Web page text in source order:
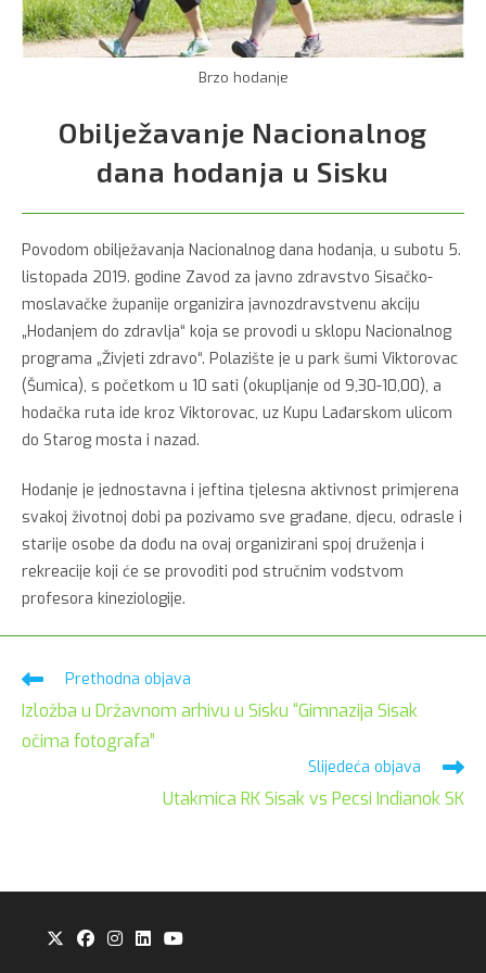
Brzo hodanje
Obilježavanje Nacionalnog
dana hodanja u Sisku
Povodom obilježavanja Nacionalnog dana hodanja, u subotu 5.
listopada 2019. godine Zavod za javno zdravstvo Sisačko-
moslavačke županije organizira javnozdravstvenu akciju
„Hodanjem do zdravlja“ koja se provodi u sklopu Nacionalnog
programa „Živjeti zdravo“. Polazište je u park šumi Viktorovac
(Šumica), s početkom u 10 sati (okupljanje od 9,30-10,00), a
hodačka ruta ide kroz Viktorovac, uz Kupu Lađarskom ulicom
do Starog mosta i nazad.
Hodanje je jednostavna i jeftina tjelesna aktivnost primjerena
svakoj životnoj dobi pa pozivamo sve građane, djecu, odrasle i
starije osobe da dođu na ovaj organizirani spoj druženja i
rekreacije koji će se provoditi pod stručnim vodstvom
profesora kineziologije.
Pročitaj
više
članaka
Prethodna objava
Izložba u Državnom arhivu u Sisku “Gimnazija Sisak
očima fotografa”
Slijedeća objava
Utakmica RK Sisak vs Pecsi Indianok SK